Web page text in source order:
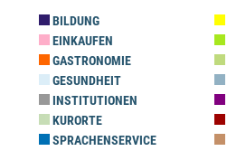
BILDUNG
EINKAUFEN
GASTRONOMIE
GESUNDHEIT
INSTITUTIONEN
KURORTE
SPRACHENSERVICE